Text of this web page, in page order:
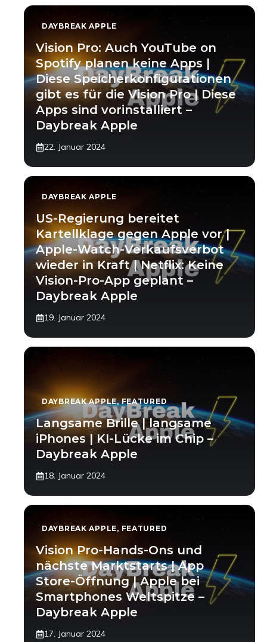
DAYBREAK APPLE
Vision Pro: Auch YouTube on
Spotify planen keine Apps |
Diese Speicherkonfigurationen
gibt es für die Vision Pro | Diese
Apps sind vorinstalliert –
Daybreak Apple
22. Januar 2024
DAYBREAK APPLE
US-Regierung bereitet
Kartellklage gegen Apple vor |
Apple-Watch-Verkaufsverbot
wieder in Kraft | Netflix: Keine
Vision-Pro-App geplant –
Daybreak Apple
19. Januar 2024
DAYBREAK APPLE,FEATURED
Langsame Brille | langsame
iPhones | KI-Lücke im Chip –
Daybreak Apple
18. Januar 2024
DAYBREAK APPLE, FEATURED
Vision Pro-Hands-Ons und
nächste Marktstarts | App
Store-Öffnung | Apple bei
Smartphones Weltspitze –
Daybreak Apple
17. Januar 2024